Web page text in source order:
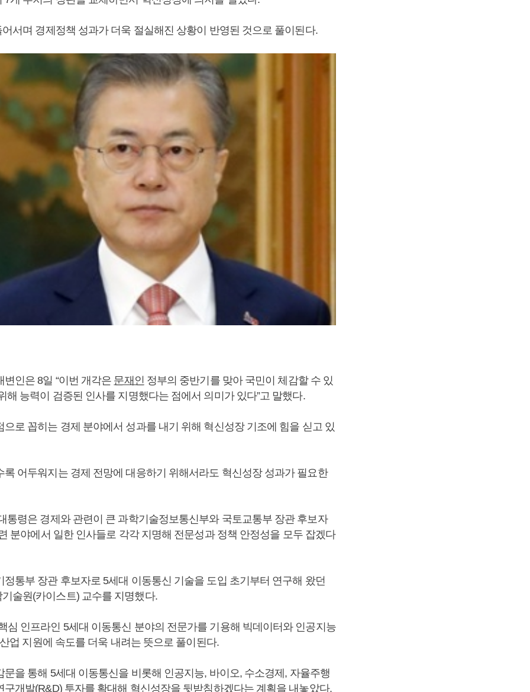
서며 경제정책 성과가 더욱 절실해진 상황이 반영된 것으로 풀이된다.
인은 8일 “이번 개각은 문재인 정부의 중반기를 맞아 국민이 체감할 수 있
해 능력이 검증된 인사를 지명했다는 점에서 의미가 있다”고 말했다.
으로 꼽히는 경제 분야에서 성과를 내기 위해 혁신성장 기조에 힘을 싣고 있
록 어두워지는 경제 전망에 대응하기 위해서라도 혁신성장 성과가 필요한
통령은 경제와 관련이 큰 과학기술정보통신부와 국토교통부 장관 후보자
분야에서 일한 인사들로 각각 지명해 전문성과 정책 안정성을 모두 잡겠다
정통부 장관 후보자로 5세대 이동통신 기술을 도입 초기부터 연구해 왔던
술원(카이스트) 교수를 지명했다.
심 인프라인 5세대 이동통신 분야의 전문가를 기용해 빅데이터와 인공지능
업 지원에 속도를 더욱 내려는 뜻으로 풀이된다.
문을 통해 5세대 이동통신을 비롯해 인공지능, 바이오, 수소경제, 자율주행
구개발(R&D) 투자를 확대해 혁신성장을 뒷받침하겠다는 계획을 내놓았다.